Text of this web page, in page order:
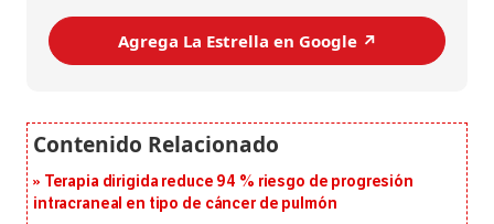
Agrega La Estrella en Google ↗️
Terapia dirigida reduce 94 % riesgo de progresión
intracraneal en tipo de cáncer de pulmón